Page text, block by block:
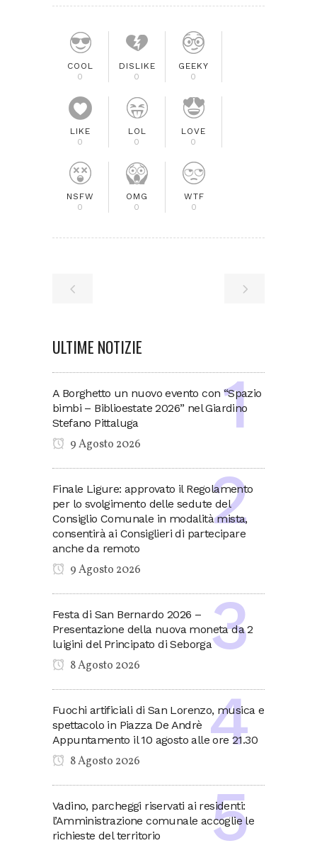
COOL
0
DISLIKE
0
GEEKY
0
LIKE
0
LOL
0
LOVE
0
NSFW
0
OMG
0
WTF
0
ULTIME NOTIZIE
A Borghetto un nuovo evento con “Spazio
bimbi – Biblioestate 2026” nel Giardino
Stefano Pittaluga
9 Agosto 2026
Finale Ligure: approvato il Regolamento
per lo svolgimento delle sedute del
Consiglio Comunale in modalità mista,
consentirà ai Consiglieri di partecipare
anche da remoto
9 Agosto 2026
Festa di San Bernardo 2026 –
Presentazione della nuova moneta da 2
luigini del Principato di Seborga
8 Agosto 2026
Fuochi artificiali di San Lorenzo, musica e
spettacolo in Piazza De Andrè
Appuntamento il 10 agosto alle ore 21.30
8 Agosto 2026
Vadino, parcheggi riservati ai residenti:
l’Amministrazione comunale accoglie le
richieste del territorio